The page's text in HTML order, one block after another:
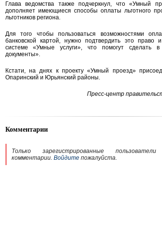
Глава ведомства также подчеркнул, что «Умный
дополняет имеющиеся способы оплаты льготного
льготников региона.
Для того чтобы пользоваться возможностями
банковской картой, нужно подтвердить это право и
системе «Умные услуги», что помогут сделать
документы».
Кстати, на днях к проекту «Умный проезд»
Опаринский и Юрьянский районы.
Пресс-центр
Комментарии
Только зарегистрированные
комментарии. Войдитепожалуйста.